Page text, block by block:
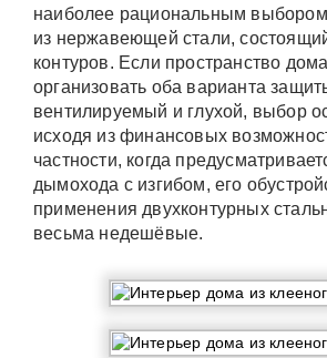
наиболее рациональным
из нержавеющей стали,
контуров. Если пространство
организовать оба варианта
вентилируемый и глухой, выбор
исходя из финансовых
частности, когда
дымохода с изгибом, его
применения двухконтурных
весьма недешёвые.